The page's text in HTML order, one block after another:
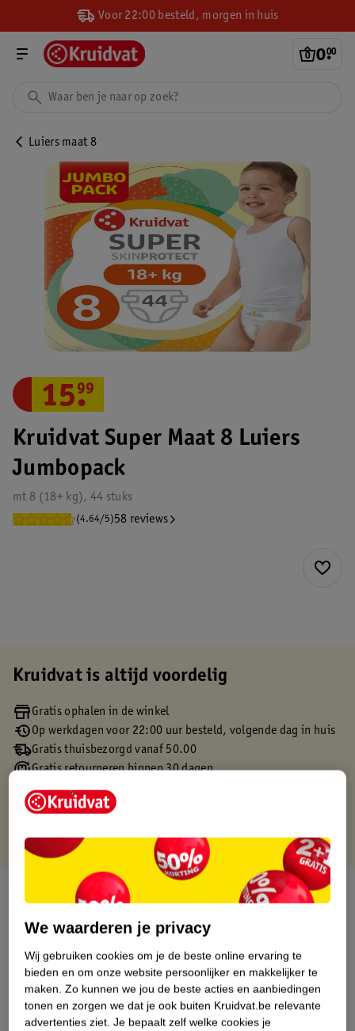
Voor 22:00 besteld, morgen in huis
0.
00
Luiers maat 8
Kruidvat Super Maat 8 Luiers
Jumbopack
mt 8 (18+ kg), 44 stuks
(4.64/5)58 reviews
15.
99
Kruidvat is altijd voordelig
Gratis ophalen in de winkel
Op werkdagen voor 22:00 uur besteld, volgende dag in huis
Gratis thuisbezorgd vanaf 50.00
Gratis retourneren binnen 30 dagen
Gratis punten met je Kruidvat kaart
Over dit product
Productinformatie
Etiketinformatie
Nature Impact Score
We waarderen je privacy
Wij gebruiken cookies om je de beste online ervaring te
bieden en om onze website persoonlijker en makkelijker te
maken. Zo kunnen we jou de beste acties en aanbiedingen
tonen en zorgen we dat je ook buiten Kruidvat.be relevante
advertenties ziet. Je bepaalt zelf welke cookies je